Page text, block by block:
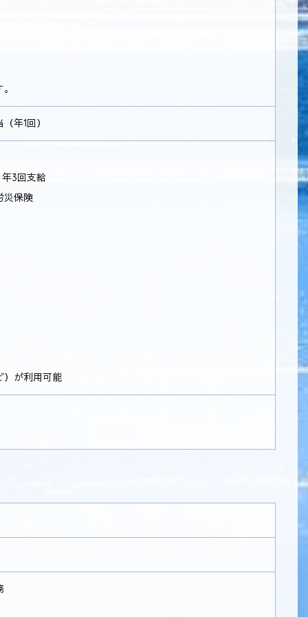
年1回）
3回支給
災保険
）が利用可能